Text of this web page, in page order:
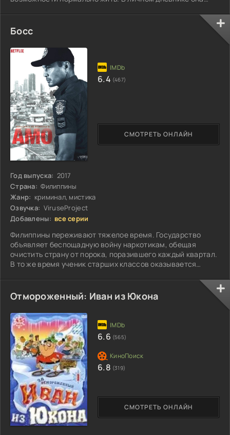
Босс
Год выпуска: 2017
Страна: Филиппины
Жанр: криминал, мистика
Озвучка: ViruseProject
Добавлены: все серии
Филиппины переживают тяжелое время. Государство
объявляет беспощадную войну наркотикам, обещая
очистить страну от порока, поразившего каждый квартал.
В то же время ученик старших классов оказывается
СМОТРЕТЬ ОНЛАЙН
6.4 (467)
Отмороженный: Иван из Юкона
СМОТРЕТЬ ОНЛАЙН
6.6 (565)
6.8 (319)